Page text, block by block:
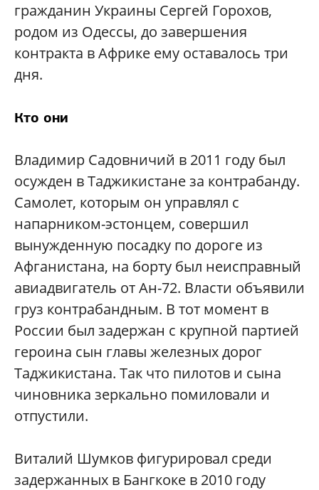
гражданин Украины Сергей Горохов,
родом из Одессы, до завершения
контракта в Африке ему оставалось три
дня.
Кто они
Владимир Садовничий в 2011 году был
осужден в Таджикистане за контрабанду.
Самолет, которым он управлял с
напарником-эстонцем, совершил
вынужденную посадку по дороге из
Афганистана, на борту был неисправный
авиадвигатель от Ан-72. Власти объявили
груз контрабандным. В тот момент в
России был задержан с крупной партией
героина сын главы железных дорог
Таджикистана. Так что пилотов и сына
чиновника зеркально помиловали и
отпустили.
Виталий Шумков фигурировал среди
задержанных в Бангкоке в 2010 году